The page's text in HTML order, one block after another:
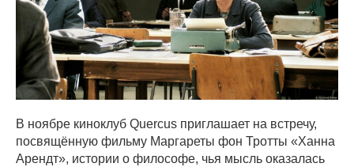
В ноябре киноклуб Quercus приглашает на встречу,
посвящённую фильму Маргареты фон Тротты «Ханна
Арендт», истории о философе, чья мысль оказалась